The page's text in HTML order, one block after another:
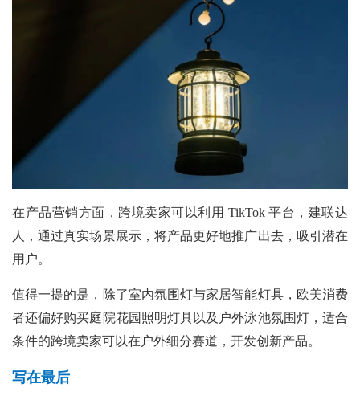
在产品营销方面，跨境卖家可以利用 TikTok 平台，建联达
人，通过真实场景展示，将产品更好地推广出去，吸引潜在
用户。
值得一提的是，除了室内氛围灯与家居智能灯具，欧美消费
者还偏好购买庭院花园照明灯具以及户外泳池氛围灯，适合
条件的跨境卖家可以在户外细分赛道，开发创新产品。
写在最后